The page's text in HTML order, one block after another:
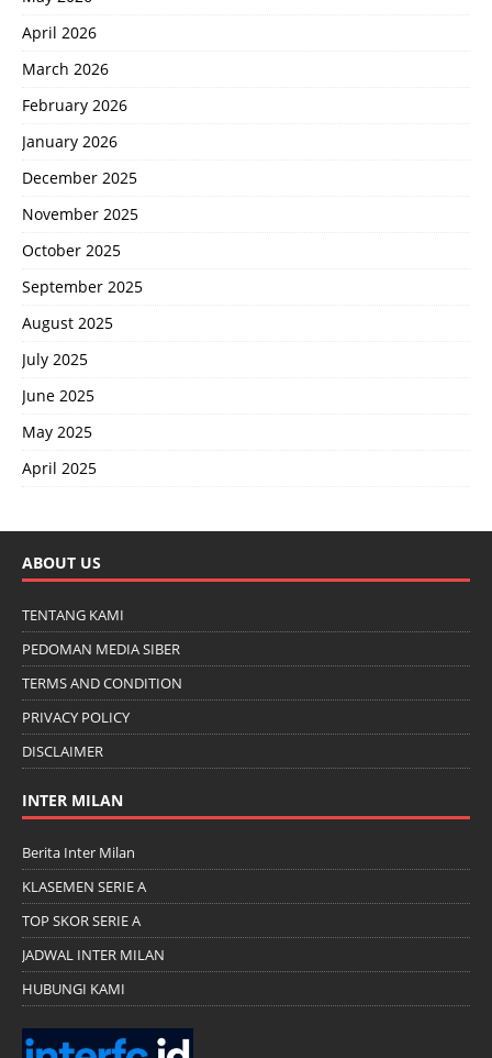
April 2026
March 2026
February 2026
January 2026
December 2025
November 2025
October 2025
September 2025
August 2025
July 2025
June 2025
May 2025
April 2025
ABOUT US
TENTANG KAMI
PEDOMAN MEDIA SIBER
TERMS AND CONDITION
PRIVACY POLICY
DISCLAIMER
INTER MILAN
Berita Inter Milan
KLASEMEN SERIE A
TOP SKOR SERIE A
JADWAL INTER MILAN
HUBUNGI KAMI